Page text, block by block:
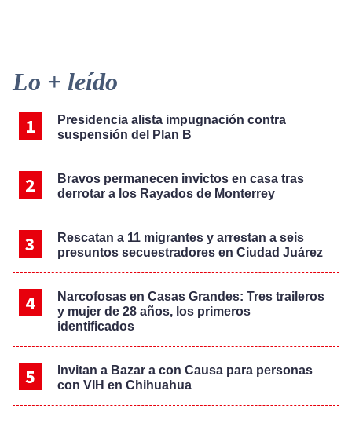
Primary
Sidebar
Lo + leído
Presidencia alista impugnación contra
suspensión del Plan B
Bravos permanecen invictos en casa tras
derrotar a los Rayados de Monterrey
Rescatan a 11 migrantes y arrestan a seis
presuntos secuestradores en Ciudad Juárez
Narcofosas en Casas Grandes: Tres traileros
y mujer de 28 años, los primeros
identificados
Invitan a Bazar a con Causa para personas
con VIH en Chihuahua